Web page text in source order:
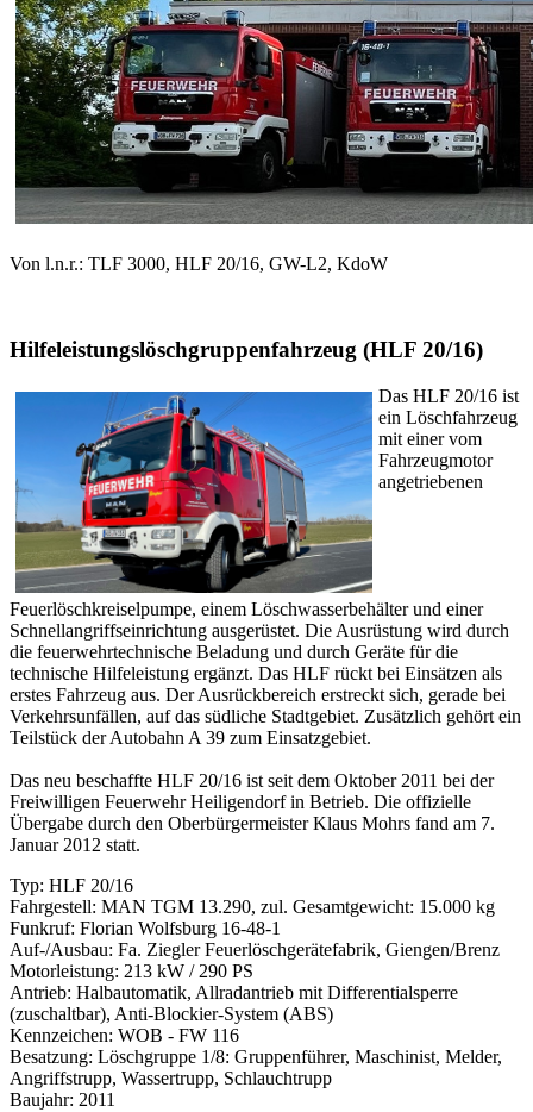
Von l.n.r.: TLF 3000, HLF 20/16, GW-L2, KdoW
Hilfeleistungslöschgruppenfahrzeug (HLF 20/16)
Das HLF 20/16 ist
ein Löschfahrzeug
mit einer vom
Fahrzeugmotor
angetriebenen
Feuerlöschkreiselpumpe, einem Löschwasserbehälter und einer
Schnellangriffseinrichtung ausgerüstet. Die Ausrüstung wird durch
die feuerwehrtechnische Beladung und durch Geräte für die
technische Hilfeleistung ergänzt. Das HLF rückt bei Einsätzen als
erstes Fahrzeug aus. Der Ausrückbereich erstreckt sich, gerade bei
Verkehrsunfällen, auf das südliche Stadtgebiet. Zusätzlich gehört ein
Teilstück der Autobahn A 39 zum Einsatzgebiet.
Das neu beschaffte HLF 20/16 ist seit dem Oktober 2011 bei der
Freiwilligen Feuerwehr Heiligendorf in Betrieb. Die offizielle
Übergabe durch den Oberbürgermeister Klaus Mohrs fand am 7.
Januar 2012 statt.
Typ: HLF 20/16
Fahrgestell: MAN TGM 13.290, zul. Gesamtgewicht: 15.000 kg
Funkruf: Florian Wolfsburg 16-48-1
Auf-/Ausbau: Fa. Ziegler Feuerlöschgerätefabrik, Giengen/Brenz
Motorleistung: 213 kW / 290 PS
Antrieb: Halbautomatik, Allradantrieb mit Differentialsperre
(zuschaltbar), Anti-Blockier-System (ABS)
Kennzeichen: WOB - FW 116
Besatzung: Löschgruppe 1/8: Gruppenführer, Maschinist, Melder,
Angriffstrupp, Wassertrupp, Schlauchtrupp
Baujahr: 2011